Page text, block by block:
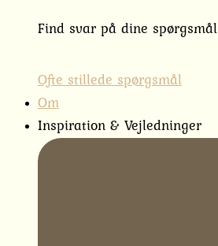
Find svar på dine spørgsmål
Ofte stillede spørgsmål
Om
Inspiration & Vejledninger